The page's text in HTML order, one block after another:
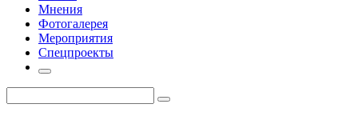
Мнения
Фотогалерея
Мероприятия
Спецпроекты